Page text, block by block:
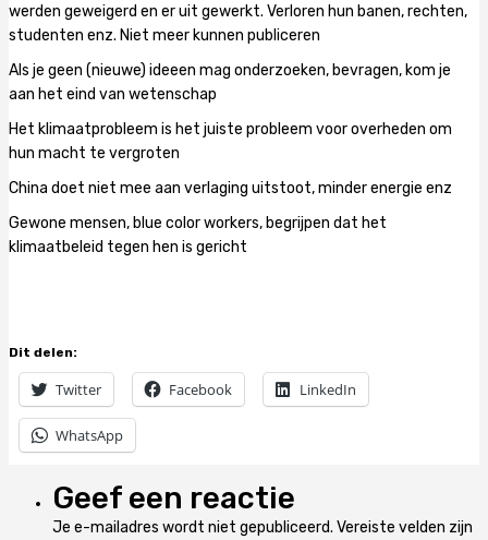
werden geweigerd en er uit gewerkt. Verloren hun banen, rechten,
studenten enz. Niet meer kunnen publiceren
Als je geen (nieuwe) ideeen mag onderzoeken, bevragen, kom je
aan het eind van wetenschap
Het klimaatprobleem is het juiste probleem voor overheden om
hun macht te vergroten
China doet niet mee aan verlaging uitstoot, minder energie enz
Gewone mensen, blue color workers, begrijpen dat het
klimaatbeleid tegen hen is gericht
Dit delen:
Twitter Facebook LinkedIn
WhatsApp
Geef een reactie
Je e-mailadres wordt niet gepubliceerd. Vereiste velden zijn